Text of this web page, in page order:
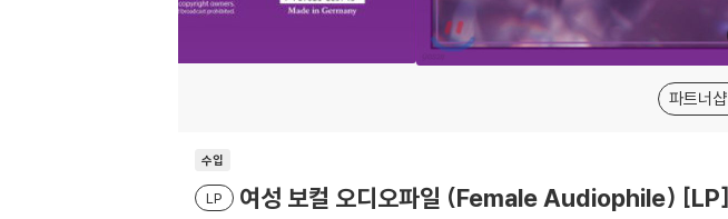
파트너샵
수입
LP 여성 보컬 오디오파일 (Female Audiophile) [LP]